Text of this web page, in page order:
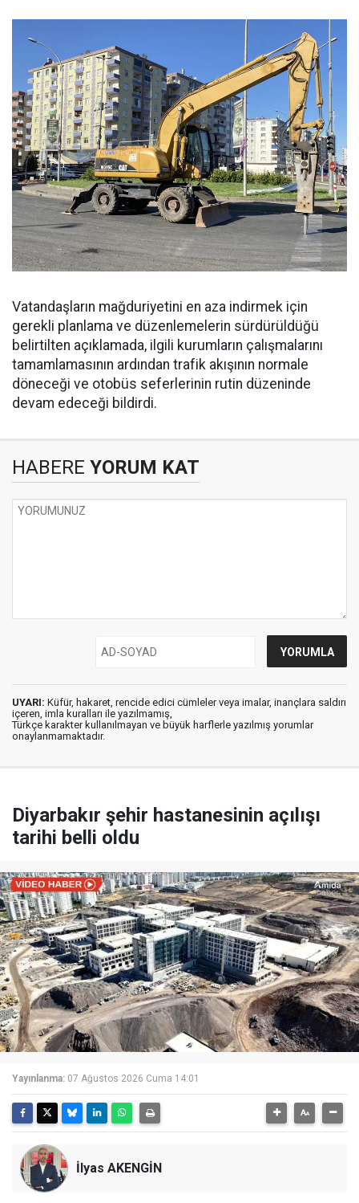
Vatandaşların mağduriyetini en aza indirmek için
gerekli planlama ve düzenlemelerin sürdürüldüğü
belirtilten açıklamada, ilgili kurumların çalışmalarını
tamamlamasının ardından trafik akışının normale
döneceği ve otobüs seferlerinin rutin düzeninde
devam edeceği bildirdi.
HABERE YORUM KAT
UYARI: Küfür, hakaret, rencide edici cümleler veya imalar, inançlara saldırı
içeren, imla kuralları ile yazılmamış,
Türkçe karakter kullanılmayan ve büyük harflerle yazılmış yorumlar
onaylanmamaktadır.
Diyarbakır şehir hastanesinin açılışı
tarihi belli oldu
Yayınlanma: 07 Ağustos 2026 Cuma 14:01
İlyas AKENGİN